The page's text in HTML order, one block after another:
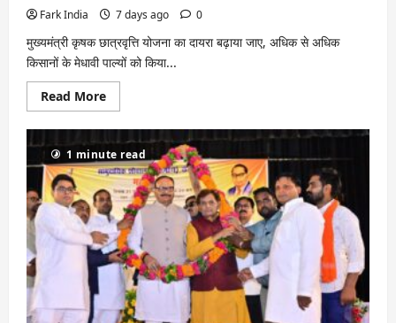
Fark India 7 days ago 0
मुख्यमंत्री कृषक छात्रवृत्ति योजना का दायरा बढ़ाया जाए, अधिक से अधिक
किसानों के मेधावी पाल्यों को किया...
Read MoreRead
more
यूपी
की
मंडियां
होंगी
हाईटेक,
किसानों
के
बच्चों
की
छात्रवृत्ति
योजना
का
बढ़ेगा
लाभ
1 minute read